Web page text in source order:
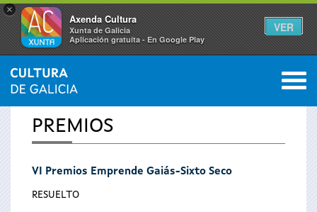
×
Axenda Cultura
Xunta de Galicia
Aplicación gratuíta - En Google Play
VER
Se
encuentra
usted
INICIO 0
PREMIOS
VI Premios Emprende Gaiás-Sixto Seco
RESUELTO